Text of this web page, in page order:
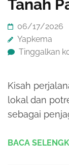
Tanah
06/17/2026
Yapkema
Tinggalkan
Kisah
lokal dan
sebagai
BACA